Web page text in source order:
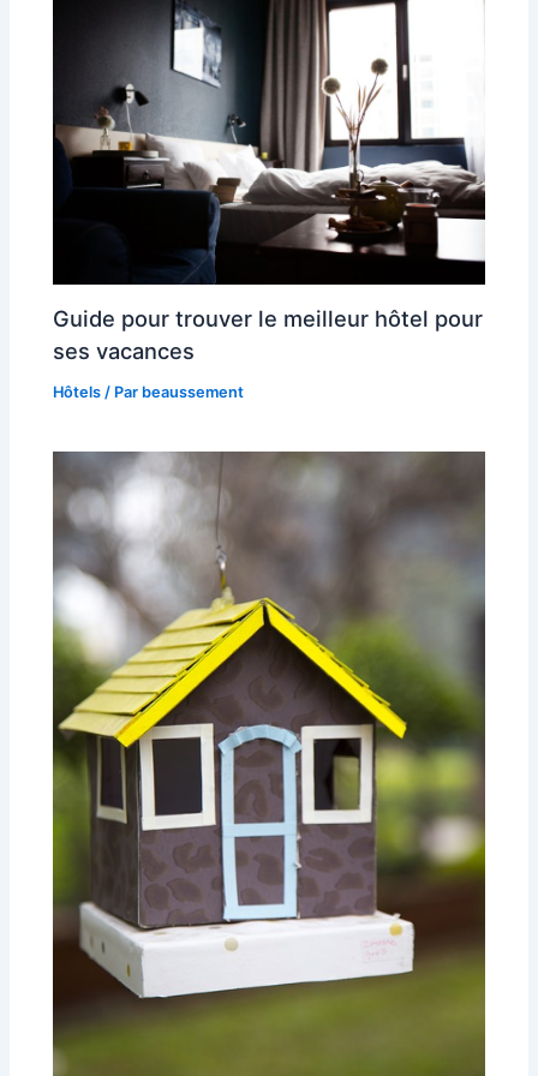
Guide pour trouver le meilleur hôtel pour
ses vacances
Hôtels / Par beaussement